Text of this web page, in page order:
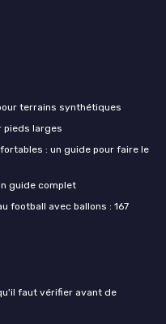
terrains synthétiques
pieds larges
: un guide pour faire le
guide complet
football avec ballons : 167
faut vérifier avant de